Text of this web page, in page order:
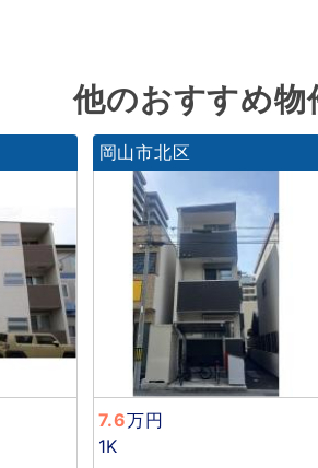
他のおすすめ物
岡山市北区
7.6万円
1K